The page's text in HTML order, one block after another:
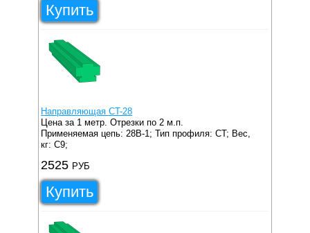
Купить
Направляющая CT-28
Цена за 1 метр. Отрезки по 2 м.п.
Применяемая цепь: 28B-1; Тип профиля: CT; Вес,
кг: C9;
2525 РУБ
Купить